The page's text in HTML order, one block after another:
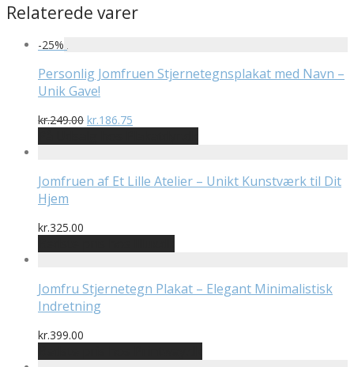
Relaterede varer
-25%
Personlig Jomfruen Stjernetegnsplakat med Navn –
Unik Gave!
kr.249.00 Den
pris
kr.249.00.
kr.186.75
pris
kr.186.75.
Jomfruen af Et Lille Atelier – Unikt Kunstværk til Dit
Hjem
kr.325.00
Jomfru Stjernetegn Plakat – Elegant Minimalistisk
Indretning
kr.399.00